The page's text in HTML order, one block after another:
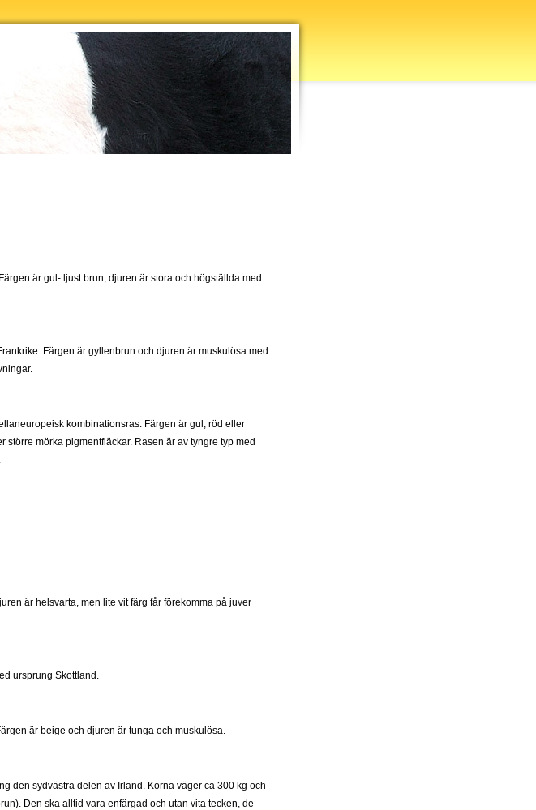
är gul- ljust brun, djuren är stora och högställda med
Färgen är gyllenbrun och djuren är muskulösa med
kombinationsras. Färgen är gul, röd eller
mörka pigmentfläckar. Rasen är av tyngre typ med
är helsvarta, men lite vit färg får förekomma på juver
ursprung Skottland.
är beige och djuren är tunga och muskulösa.
den sydvästra delen av Irland. Korna väger ca 300 kg och
Den ska alltid vara enfärgad och utan vita tecken, de